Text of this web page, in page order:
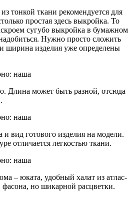
тонкой ткани рекомендуется для
простая здесь выкройка. То
сугубо выкройка в бумажном
Нужно просто сложить
ширина изделия уже определены
Длина может быть разной, отсюда
вид готового изделия на модели.
отличается легкостью ткани.
– юката, удобный халат из атлас-
фасона, но шикарной расцветки.